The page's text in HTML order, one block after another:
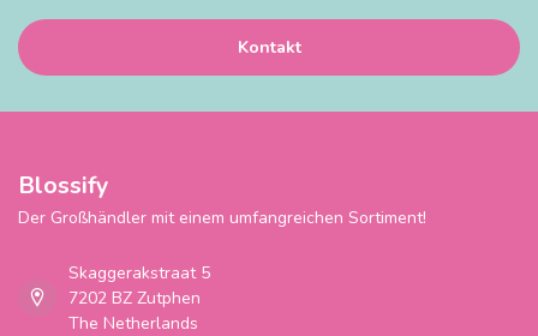
Kontakt
Blossify
Der Großhändler mit einem umfangreichen Sortiment!
Skaggerakstraat 5
7202 BZ Zutphen
The Netherlands